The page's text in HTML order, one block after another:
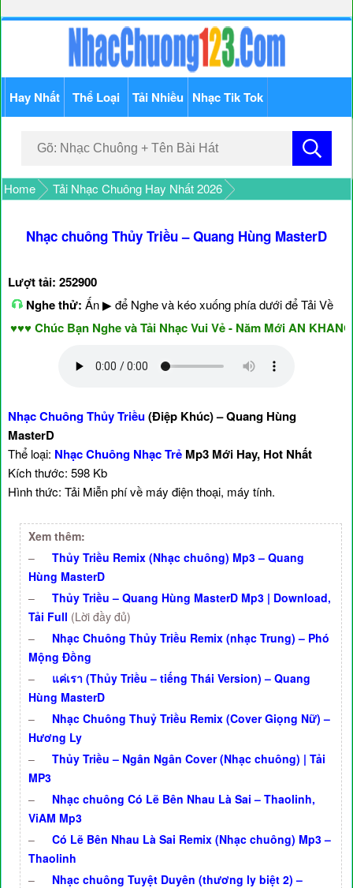
Hay Nhất Thể Loại Tải Nhiều Nhạc Tik Tok
Home Tải Nhạc Chuông Hay Nhất 2026
Nhạc chuông Thủy Triều – Quang Hùng MasterD
Lượt tải: 252900
Nghe thử: Ấn ▶ để Nghe và kéo xuống phía dưới để Tải Về
Chúc Bạn Nghe và Tải Nhạc Vui Vẻ - Năm Mới AN KHANG &
Nhạc Chuông Thủy Triều(Điệp Khúc) – Quang Hùng
MasterD
Thể loại: Nhạc Chuông Nhạc Trẻ Mp3 Mới Hay, Hot Nhất
Kích thước: 598 Kb
Hình thức: Tải Miễn phí về máy điện thoại, máy tính.
Xem thêm:
–
Thủy Triều Remix (Nhạc chuông) Mp3 – Quang
Hùng MasterD
–
Thủy Triều – Quang Hùng MasterD Mp3 | Download,
Tải Full (Lời đầy đủ)
–
Nhạc Chuông Thủy Triều Remix (nhạc Trung) – Phó
Mộng Đồng
–
แค่เรา (Thủy Triều – tiếng Thái Version) – Quang
Hùng MasterD
–
Nhạc Chuông Thuỷ Triều Remix (Cover Giọng Nữ) –
Hương Ly
–
Thủy Triều – Ngân Ngân Cover (Nhạc chuông) | Tải
MP3
–
Nhạc chuông Có Lẽ Bên Nhau Là Sai – Thaolinh,
ViAM Mp3
–
Có Lẽ Bên Nhau Là Sai Remix (Nhạc chuông) Mp3 –
Thaolinh
–
Nhạc chuông Tuyệt Duyên (thương ly biệt 2) –